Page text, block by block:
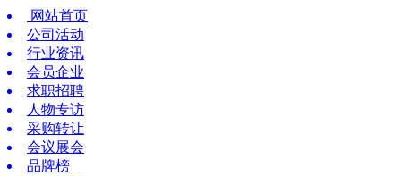
网站首页
公司活动
行业资讯
会员企业
求职招聘
人物专访
采购转让
会议展会
品牌榜